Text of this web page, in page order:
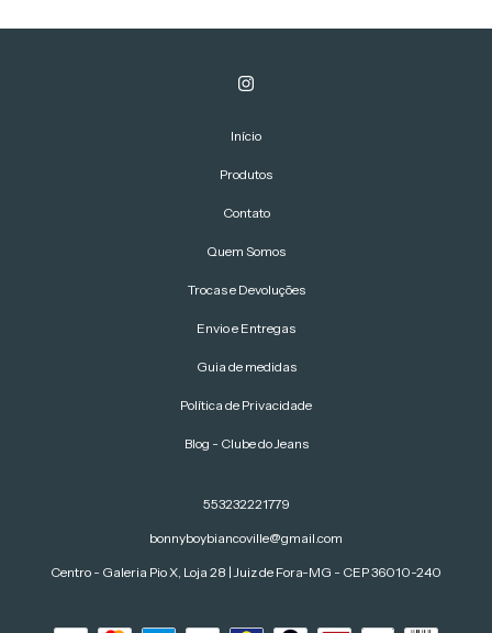
Início
Produtos
Contato
Quem Somos
Trocas e Devoluções
Envio e Entregas
Guia de medidas
Política de Privacidade
Blog - Clube do Jeans
553232221779
bonnyboybiancoville@gmail.com
Centro - Galeria Pio X, Loja 28 | Juiz de Fora-MG - CEP 36010-240